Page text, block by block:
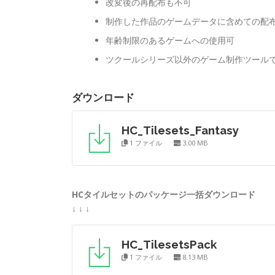
制作した作品のゲームデータに含めての配
年齢制限のあるゲームへの使用可
ツクールシリーズ以外のゲーム制作ツール
ダウンロード
HC_Tilesets_Fantasy
1 ファイル 3.00 MB
HCタイルセットのパッケージ一括ダウンロード
↓ ↓ ↓
HC_TilesetsPack
1 ファイル 8.13 MB